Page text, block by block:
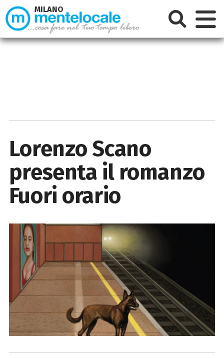
Lorenzo Scano
presenta il romanzo
Fuori orario
MILANO